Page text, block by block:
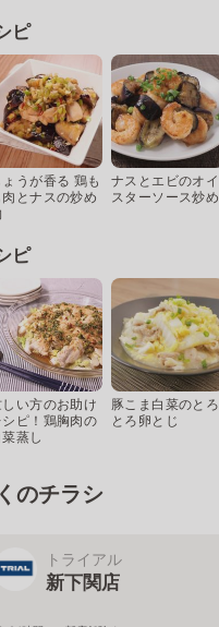
ピ
ょうが香る 鶏も
肉とナスの炒め
ナスとエビのオイ
スターソース炒め
ピ
い方のお助け
シピ！鶏胸肉の
菜蒸し
豚こま白菜のとろ
とろ卵とじ
のチラシ
トライアル
新下関店